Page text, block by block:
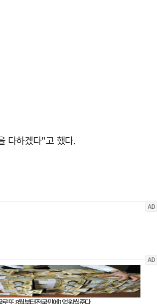
다하겠다"고 했다.